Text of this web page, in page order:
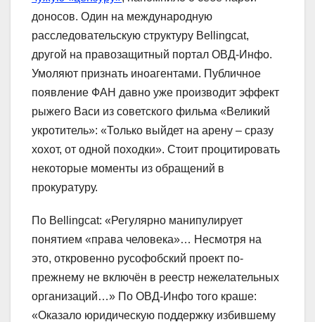
доносов. Один на международную
расследовательскую структуру Bellingcat,
другой на правозащитный портал ОВД-Инфо.
Умоляют признать иноагентами. Публичное
появление ФАН давно уже производит эффект
рыжего Васи из советского фильма «Великий
укротитель»: «Только выйдет на арену – сразу
хохот, от одной походки». Стоит процитировать
некоторые моменты из обращений в
прокуратуру.
По Bellingcat: «Регулярно манипулирует
понятием «права человека»… Несмотря на
это, откровенно русофобский проект по-
прежнему не включён в реестр нежелательных
организаций…» По ОВД-Инфо того краше:
«Оказало юридическую поддержку избившему